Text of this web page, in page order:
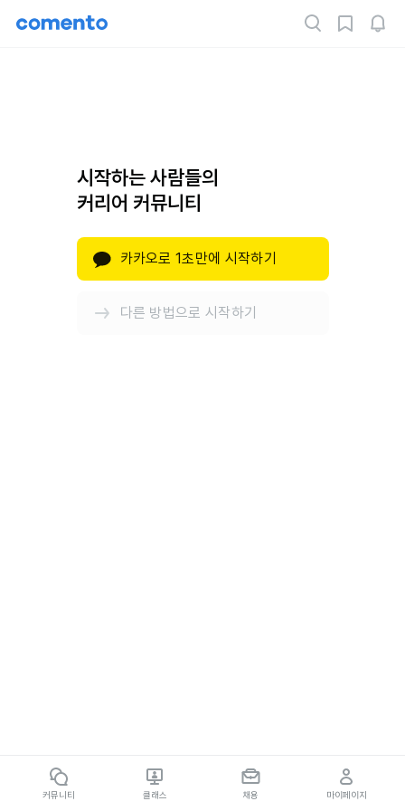
시작하는 사람들의
커리어 커뮤니티
카카오로 1초만에 시작하기
다른 방법으로 시작하기
커뮤니티 클래스 채용 마이페이지